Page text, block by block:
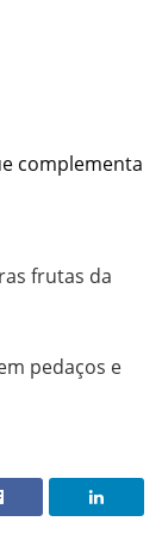
complementa
frutas da
pedaços e